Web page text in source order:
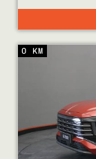
0 KM